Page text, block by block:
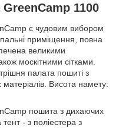
GreenCamp 1100
є чудовим вибором
приміщення, повна
великими
москітними сітками.
палата пошиті з
матеріалів. Висота намету:
пошита з дихаючих
- з поліестера з